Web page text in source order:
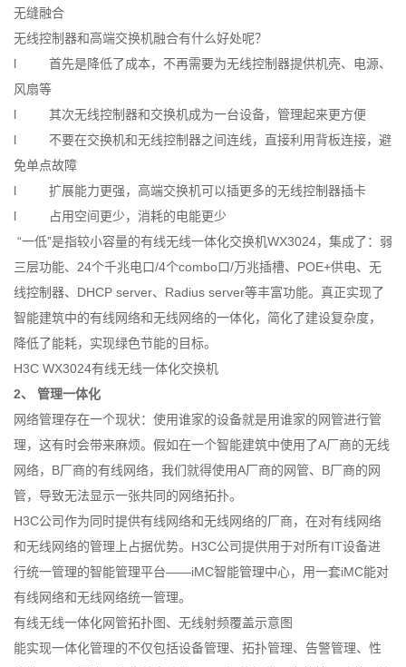
无缝融合
无线控制器和高端交换机融合有什么好处呢？
l 首先是降低了成本，不再需要为无线控制器提供机壳、电源、
风扇等
l 其次无线控制器和交换机成为一台设备，管理起来更方便
l 不要在交换机和无线控制器之间连线，直接利用背板连接，避
免单点故障
l 扩展能力更强，高端交换机可以插更多的无线控制器插卡
l 占用空间更少，消耗的电能更少
“一低”是指较小容量的有线无线一体化交换机WX3024，集成了：弱
三层功能、24个千兆电口/4个combo口/万兆插槽、POE+供电、无
线控制器、DHCP server、Radius server等丰富功能。真正实现了
智能建筑中的有线网络和无线网络的一体化，简化了建设复杂度，
降低了能耗，实现绿色节能的目标。
H3C WX3024有线无线一体化交换机
2、 管理一体化
网络管理存在一个现状：使用谁家的设备就是用谁家的网管进行管
理，这有时会带来麻烦。假如在一个智能建筑中使用了A厂商的无线
网络，B厂商的有线网络，我们就得使用A厂商的网管、B厂商的网
管，导致无法显示一张共同的网络拓扑。
H3C公司作为同时提供有线网络和无线网络的厂商，在对有线网络
和无线网络的管理上占据优势。H3C公司提供用于对所有IT设备进
行统一管理的智能管理平台——iMC智能管理中心，用一套iMC能对
有线网络和无线网络统一管理。
有线无线一体化网管拓扑图、无线射频覆盖示意图
能实现一体化管理的不仅包括设备管理、拓扑管理、告警管理、性